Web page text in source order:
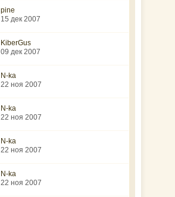
pine
15 дек 2007
KiberGus
09 дек 2007
N-ka
22 ноя 2007
N-ka
22 ноя 2007
N-ka
22 ноя 2007
N-ka
22 ноя 2007